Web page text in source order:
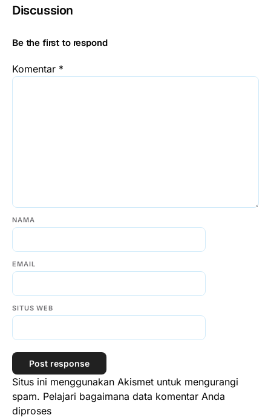
Discussion
Be the first to respond
Komentar *
NAMA
EMAIL
SITUS WEB
Situs ini menggunakan Akismet untuk mengurangi
spam. Pelajari bagaimana data komentar Anda
diproses